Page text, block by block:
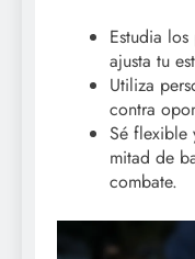
Estudia
ajusta tu
Utiliza
contra
Sé flexible
mitad de
combate.